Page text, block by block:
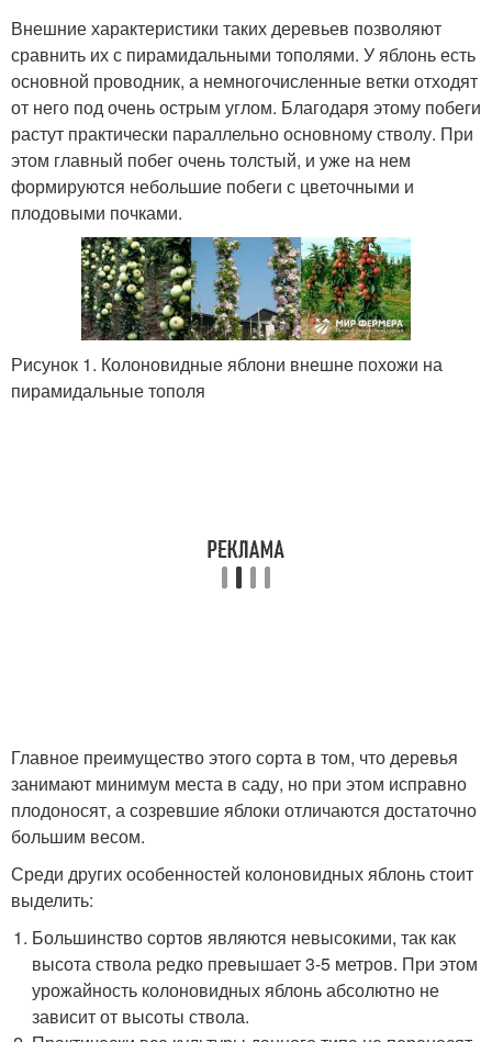
Внешние характеристики таких деревьев позволяют
сравнить их с пирамидальными тополями. У яблонь есть
основной проводник, а немногочисленные ветки отходят
от него под очень острым углом. Благодаря этому побеги
растут практически параллельно основному стволу. При
этом главный побег очень толстый, и уже на нем
формируются небольшие побеги с цветочными и
плодовыми почками.
Рисунок 1. Колоновидные яблони внешне похожи на
пирамидальные тополя
Главное преимущество этого сорта в том, что деревья
занимают минимум места в саду, но при этом исправно
плодоносят, а созревшие яблоки отличаются достаточно
большим весом.
Среди других особенностей колоновидных яблонь стоит
выделить:
Большинство сортов являются невысокими, так как
высота ствола редко превышает 3-5 метров. При этом
урожайность колоновидных яблонь абсолютно не
зависит от высоты ствола.